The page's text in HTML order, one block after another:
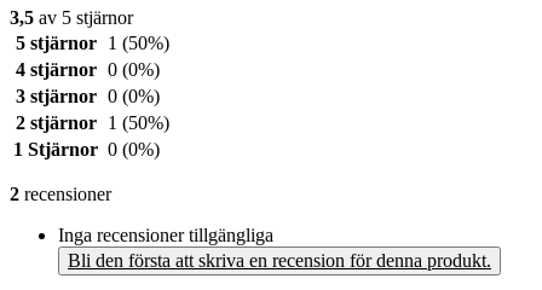
3,5 av 5 stjärnor
5 stjärnor
1 (50%)
4 stjärnor 0 (0%)
3 stjärnor 0 (0%)
2 stjärnor
1 (50%)
1 Stjärnor 0 (0%)
2 recensioner
Inga recensioner tillgängliga
Bli den första att skriva en recension för denna produkt.